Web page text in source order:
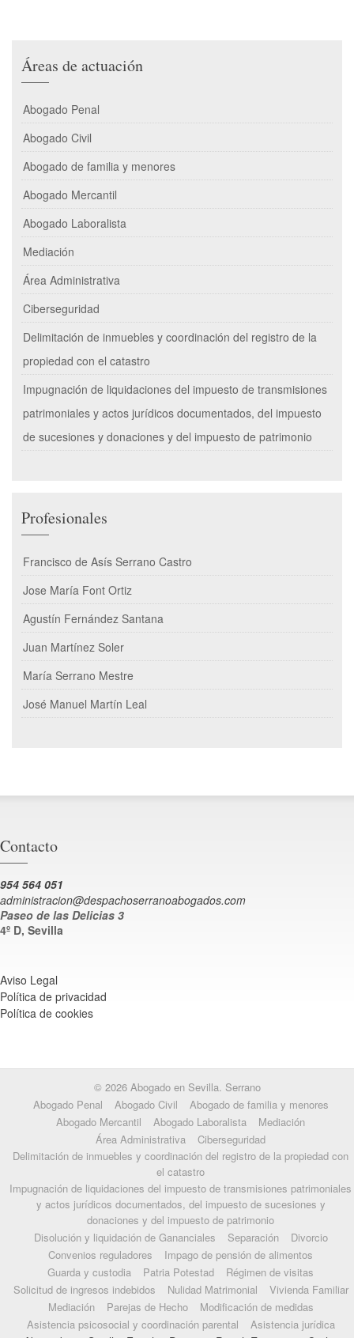
Áreas de actuación
Abogado Penal
Abogado Civil
Abogado de familia y menores
Abogado Mercantil
Abogado Laboralista
Mediación
Área Administrativa
Ciberseguridad
Delimitación de inmuebles y coordinación del registro de la
propiedad con el catastro
Impugnación de liquidaciones del impuesto de transmisiones
patrimoniales y actos jurídicos documentados, del impuesto
de sucesiones y donaciones y del impuesto de patrimonio
Profesionales
Francisco de Asís Serrano Castro
Jose María Font Ortiz
Agustín Fernández Santana
Juan Martínez Soler
María Serrano Mestre
José Manuel Martín Leal
Contacto
954 564 051
administracion@despachoserranoabogados.com
Paseo de las Delicias 3
4º D, Sevilla
Aviso Legal
Política de privacidad
Política de cookies
© 2026 Abogado en Sevilla. Serrano
Abogado Penal
Abogado Civil
Abogado de familia y menores
Abogado Mercantil
Abogado Laboralista
Mediación
Área Administrativa
Ciberseguridad
Delimitación de inmuebles y coordinación del registro de la propiedad con
el catastro
Impugnación de liquidaciones del impuesto de transmisiones patrimoniales
y actos jurídicos documentados, del impuesto de sucesiones y
donaciones y del impuesto de patrimonio
Disolución y liquidación de Gananciales
Separación
Divorcio
Convenios reguladores
Impago de pensión de alimentos
Guarda y custodia
Patria Potestad
Régimen de visitas
Solicitud de ingresos indebidos
Nulidad Matrimonial
Vivienda Familiar
Mediación
Parejas de Hecho
Modificación de medidas
Asistencia psicosocial y coordinación parental
Asistencia jurídica